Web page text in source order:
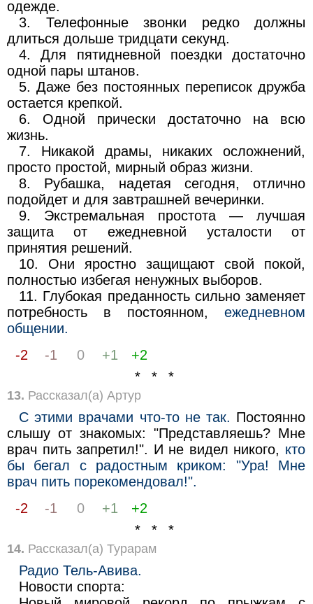
одежде.
3. Телефонные звонки редко должны
длиться дольше тридцати секунд.
4. Для пятидневной поездки достаточно
одной пары штанов.
5. Даже без постоянных переписок дружба
остается крепкой.
6. Одной прически достаточно на всю
жизнь.
7. Никакой драмы, никаких осложнений,
просто простой, мирный образ жизни.
8. Рубашка, надетая сегодня, отлично
подойдет и для завтрашней вечеринки.
9. Экстремальная простота — лучшая
защита от ежедневной усталости от
принятия решений.
10. Они яростно защищают свой покой,
полностью избегая ненужных выборов.
11. Глубокая преданность сильно заменяет
потребность в постоянном,ежедневном
общении.
-2
-1 0 +1
+2
* * *
13. Рассказал(а) Артур
С этими врачами что-то не так. Постоянно
слышу от знакомых: "Представляешь? Мне
врач пить запретил!". И не видел никого, кто
бы бегал с радостным криком: "Ура! Мне
врач пить порекомендовал!".
-2
-1 0 +1
+2
* * *
14. Рассказал(а) Турарам
Радио Тель-Авива.
Новости спорта: